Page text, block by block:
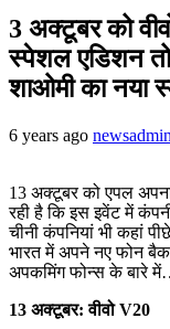
3 अक्टूबर को
स्पेशल एडिशन
शाओमी का नया
6 years ago newsadmin
13 अक्टूबर को एपल
रही है कि इस इवेंट में
चीनी कंपनियां भी कहां
भारत में अपने नए फोन
अपकमिंग फोन्स के बारे
13 अक्टूबर: वीवो V20